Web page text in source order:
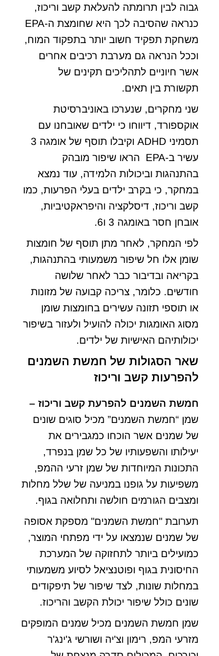
גבוה לבין תרומתה להעלאת קשב וריכוז,
כנראה שהסיבה לכך היא שחומצת ה-EPA
משחקת תפקיד חשוב יותר בתפקוד המוח,
וככל הנראה גם מערבת רכיבים אחרים
אשר חיוניים לתהליכים תקינים של
תקשורת בין תאים.
שני מחקרים, שנערכו באוניברסיטת
אוקספורד, דיווחו כי ילדים שאובחנו עם
תסמיני ADHD וקיבלו תוסף של אומגה 3
עשיר ב-EPA הראו שיפור מובהק
בהתנהגות וביכולות הלמידה, עוד נמצא
במחקר, כי בקרב ילדים בעלי הפרעות, כמו
קשב וריכוז, דיסלקציה והיפראקטיביות,
אובחן חסר באומגה 3 ו6.
לפי המחקר, לאחר מתן תוסף של חומצות
שומן אלו חל שיפור משמעותי בהתנהגות,
בקריאה ובדיבור כבר לאחר שלושה
חודשים. כלומר, צריכה קבועה של מזונות
או תוספי תזונה עשירים בחומצות שומן
מסוג האומגות יכולה להועיל ולעזור בשיפור
יכולותיהם האישיות של ילדים.
שאר הסגולות של חמשת השמנים
להפרעות קשב וריכוז
חמשת השמנים להפרעת קשב וריכוז –
שמן “חמשת השמנים” מכיל סוגים שונים
של שמנים אשר הוכחו כמגבירים את
יעילותו והשפעותיו של כל שמן בנפרד,
התכונות המיוחדות של שמן זרעי ההמפ,
משפיעות על גופנו במניעה של שלל מחלות
ומצבים הגורמים חולשה ותחלואה בגוף.
תערובת "חמשת השמנים" מספקת אסופה
של שמנים שנמצאו על ידי מפתחי המוצר,
כמועילים ביותר לתחזוקה של המערכת
החיסונית בגוף ופוטנציאל לסיוע משמעותי
במחלות שונות, לצד שיפור של תיפקודים
שונים כולל שיפור יכולת הקשב והריכוז.
שמן חמשת השמנים מכיל שמנים המופקים
מזרעי המפ, רימון וצ'יה ושורשי ג'ינג'ר